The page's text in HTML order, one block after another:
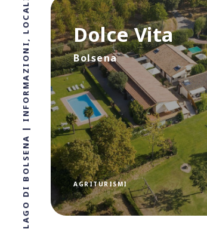
Dolce Vita
Bolsena
AGRITURISMI